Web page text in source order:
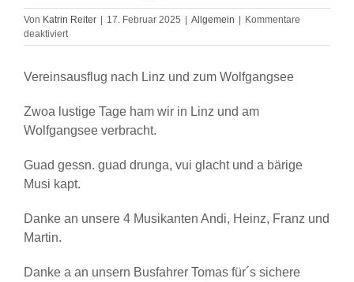
Von Katrin Reiter | 17. Februar 2025 | Allgemein | Kommentare
deaktiviertfür
Vereinsausflug
Vereinsausflug nach Linz und zum Wolfgangsee
Zwoa lustige Tage ham wir in Linz und am
Wolfgangsee verbracht.
Guad gessn. guad drunga, vui glacht und a bärige
Musi kapt.
Danke an unsere 4 Musikanten Andi, Heinz, Franz und
Martin.
Danke a an unsern Busfahrer Tomas für´s sichere